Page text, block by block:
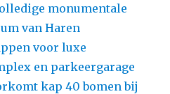
monumentale
van Haren
voor luxe
en parkeergarage
kap 40 bomen bij